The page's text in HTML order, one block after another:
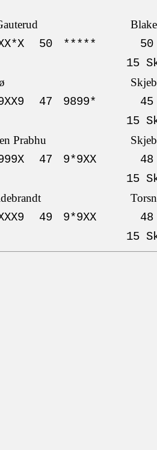
50 *****
50
15
47 9899*
45
15
Prabhu
47 9*9XX
48
15
49 9*9XX
48
15